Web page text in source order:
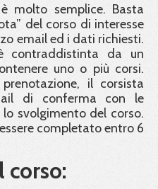
molto semplice. Basta
del corso di interesse
email ed i dati richiesti.
contraddistinta da un
uno o più corsi.
il corsista
di conferma con le
svolgimento del corso.
completato entro 6
corso: